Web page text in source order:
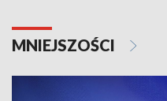
MNIEJSZOŚCI